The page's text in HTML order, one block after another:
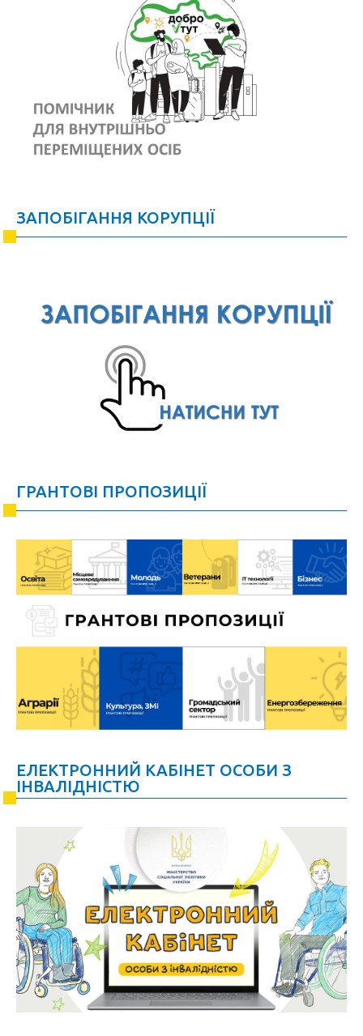
ЗАПОБІГАННЯ КОРУПЦІЇ
ГРАНТОВІ ПРОПОЗИЦІЇ
ЕЛЕКТРОННИЙ КАБІНЕТ ОСОБИ З
ІНВАЛІДНІСТЮ